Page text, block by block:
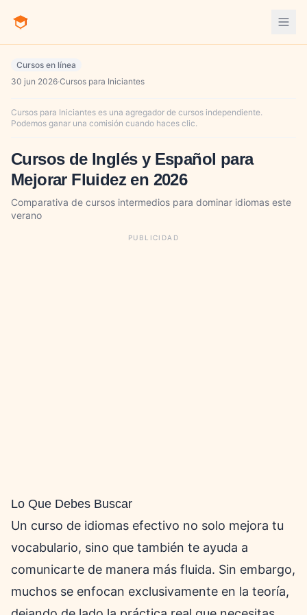
Cursos en línea
30 jun 2026·Cursos para Iniciantes
Cursos para Iniciantes es una agregador de cursos independiente.
Podemos ganar una comisión cuando haces clic.
Cursos de Inglés y Español para
Mejorar Fluidez en 2026
Comparativa de cursos intermedios para dominar idiomas este
verano
PUBLICIDAD
Lo Que Debes Buscar
Un curso de idiomas efectivo no solo mejora tu
vocabulario, sino que también te ayuda a
comunicarte de manera más fluida. Sin embargo,
muchos se enfocan exclusivamente en la teoría,